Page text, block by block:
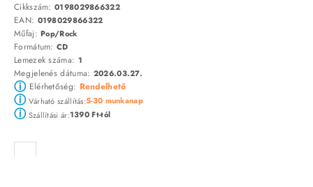
Cikkszám: 0198029866322
EAN: 0198029866322
Műfaj:Pop/Rock
Formátum: CD
Lemezek száma: 1
Megjelenés dátuma: 2026.03.27.
ⓘElérhetőség: Rendelhető
ⓘVárható szállítás:5-30 munkanap
ⓘSzállítási ár:1390 Ft-tól